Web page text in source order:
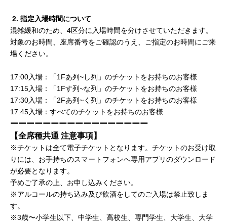
2. 指定入場時間について
混雑緩和のため、4区分に入場時間を分けさせていただきます。
対象のお時間、座席番号をご確認のうえ、ご指定のお時間にご来
場ください。
17:00入場：「1Fあ列~し列」のチケットをお持ちのお客様
17:15入場：「1Fす列~な列」のチケットをお持ちのお客様
17:30入場：「2Fあ列~く列」のチケットをお持ちのお客様
17:45入場：すべてのチケットをお持ちのお客様
ーーーーーーーーーーーーーーーーー
【全席種共通 注意事項】
※チケットは全て電子チケットとなります。チケットのお受け取
りには、お手持ちのスマートフォンへ専用アプリのダウンロード
が必要となります。
予めご了承の上、お申し込みください。
※アルコールの持ち込み及び飲酒をしてのご入場は禁止致しま
す。
※3歳〜小学生以下、中学生、高校生、専門学生、大学生、大学